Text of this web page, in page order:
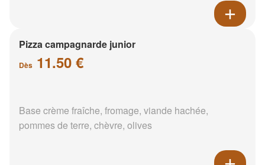
Pizza campagnarde junior
Dès 11.50 €
Base crème fraîche, fromage, viande hachée,
pommes de terre, chèvre, olives